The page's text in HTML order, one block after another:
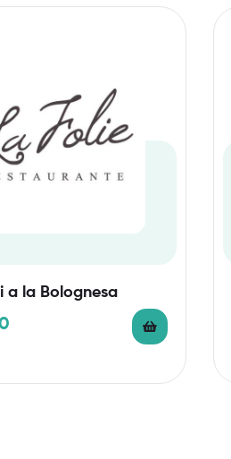
a la Bolognesa